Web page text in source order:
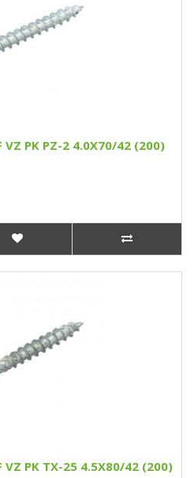
VZ PK PZ-2 4.0X70/42 (200)
VZ PK TX-25 4.5X80/42 (200)